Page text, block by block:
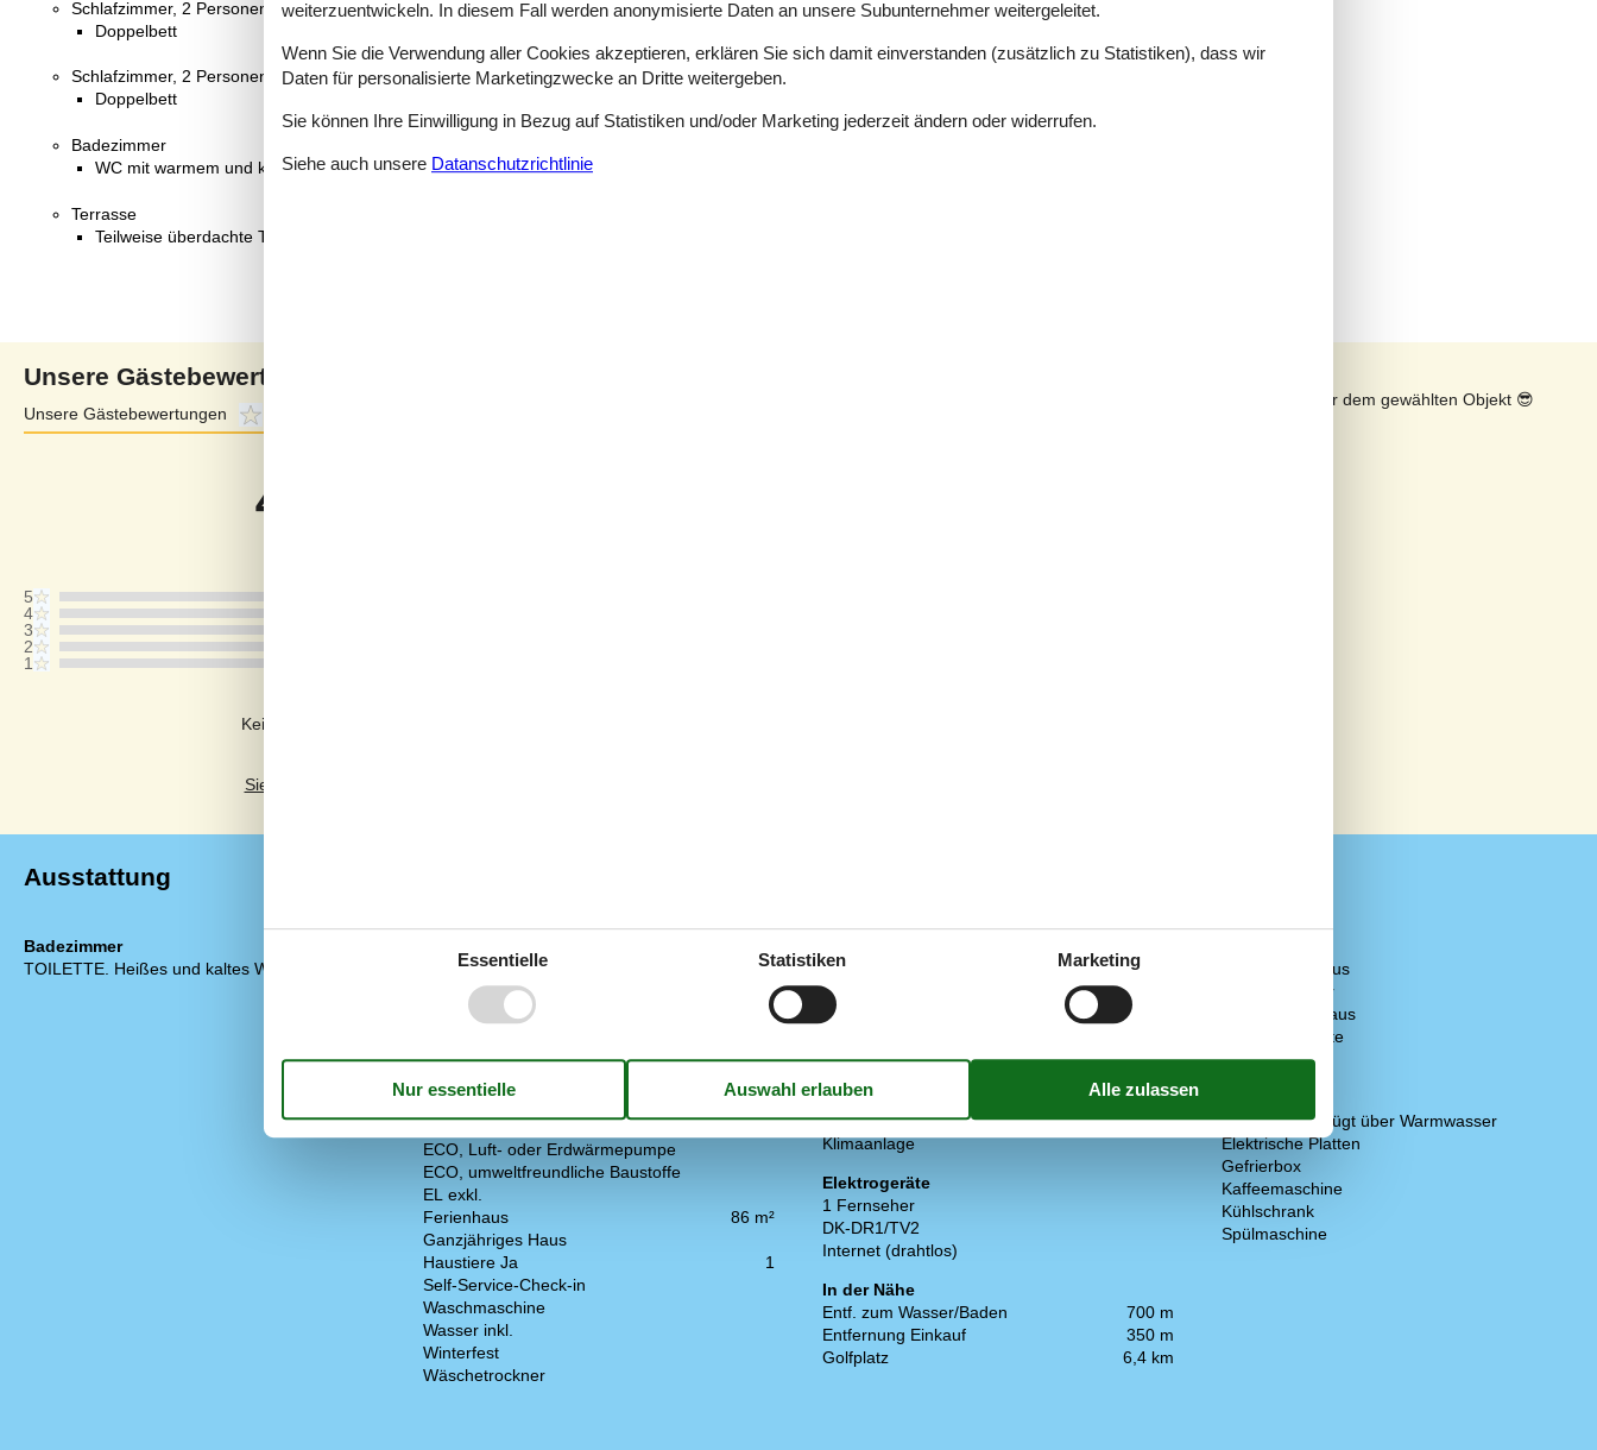
Schlafzimmer, 2 Personen
Doppelbett
Schlafzimmer, 2 Personen
Doppelbett
Badezimmer
WC mit warmem und kaltem Wasser, Dusche
Terrasse
Teilweise überdachte Terrasse
Unsere Gästebewertungen
Unsere Gästebewertungen
4,0
5
4
3
2
1
Keine Bewertungen haben Kommentare.
Siehe stattdessen 1 externe Bewertung.
Sonnenstand über dem gewählten Objekt 😎
Ausstattung
Badezimmer
TOILETTE. Heißes und kaltes Wasser
Alternative Heizung, Wärmepumpe
Anzahl Haustiere
1
Anzahl Hochstühle
1
Anzahl kostenloser Kinder (<4 Jahre)
1
Baujahr
ECO, Ladegerät für Elektrofahrzeuge
ECO, Luft- oder Erdwärmepumpe
ECO, umweltfreundliche Baustoffe
EL exkl.
Ferienhaus
86 m²
Ganzjähriges Haus
Haustiere Ja
1
Self-Service-Check-in
Waschmaschine
Wasser inkl.
Winterfest
Wäschetrockner
Gartenmöbel
Grill
Kostenloser Parkplatz auf dem Gelände
Naturgrundstück
700 m²
Drinnen
Fußbodenheizung im Badezimmer
Klimaanlage
Elektrogeräte
1 Fernseher
DK-DR1/TV2
Internet (drahtlos)
In der Nähe
Entf. zum Wasser/Baden
700 m
Entfernung Einkauf
350 m
Golfplatz
6,4 km
Energiesparhaus
Nahe am Meer
Rauchfreies Haus
Öko-Aufenthalte
Die Küche verfügt über Warmwasser
Elektrische Platten
Gefrierbox
Kaffeemaschine
Kühlschrank
Spülmaschine
weiterzuentwickeln. In diesem Fall werden anonymisierte Daten an unsere Subunternehmer weitergeleitet.
Wenn Sie die Verwendung aller Cookies akzeptieren, erklären Sie sich damit einverstanden (zusätzlich zu Statistiken), dass wir
Daten für personalisierte Marketingzwecke an Dritte weitergeben.
Sie können Ihre Einwilligung in Bezug auf Statistiken und/oder Marketing jederzeit ändern oder widerrufen.
Siehe auch unsere Datanschutzrichtlinie
Essentielle Statistiken Marketing